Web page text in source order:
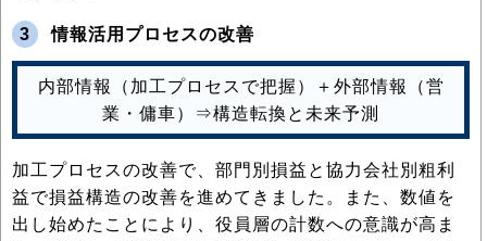
3 情報活用プロセスの改善
内部情報（加工プロセスで把握）＋外部情報（営
業・傭車）⇒構造転換と未来予測
加工プロセスの改善で、部門別損益と協力会社別粗利
益で損益構造の改善を進めてきました。また、数値を
出し始めたことにより、役員層の計数への意識が高ま